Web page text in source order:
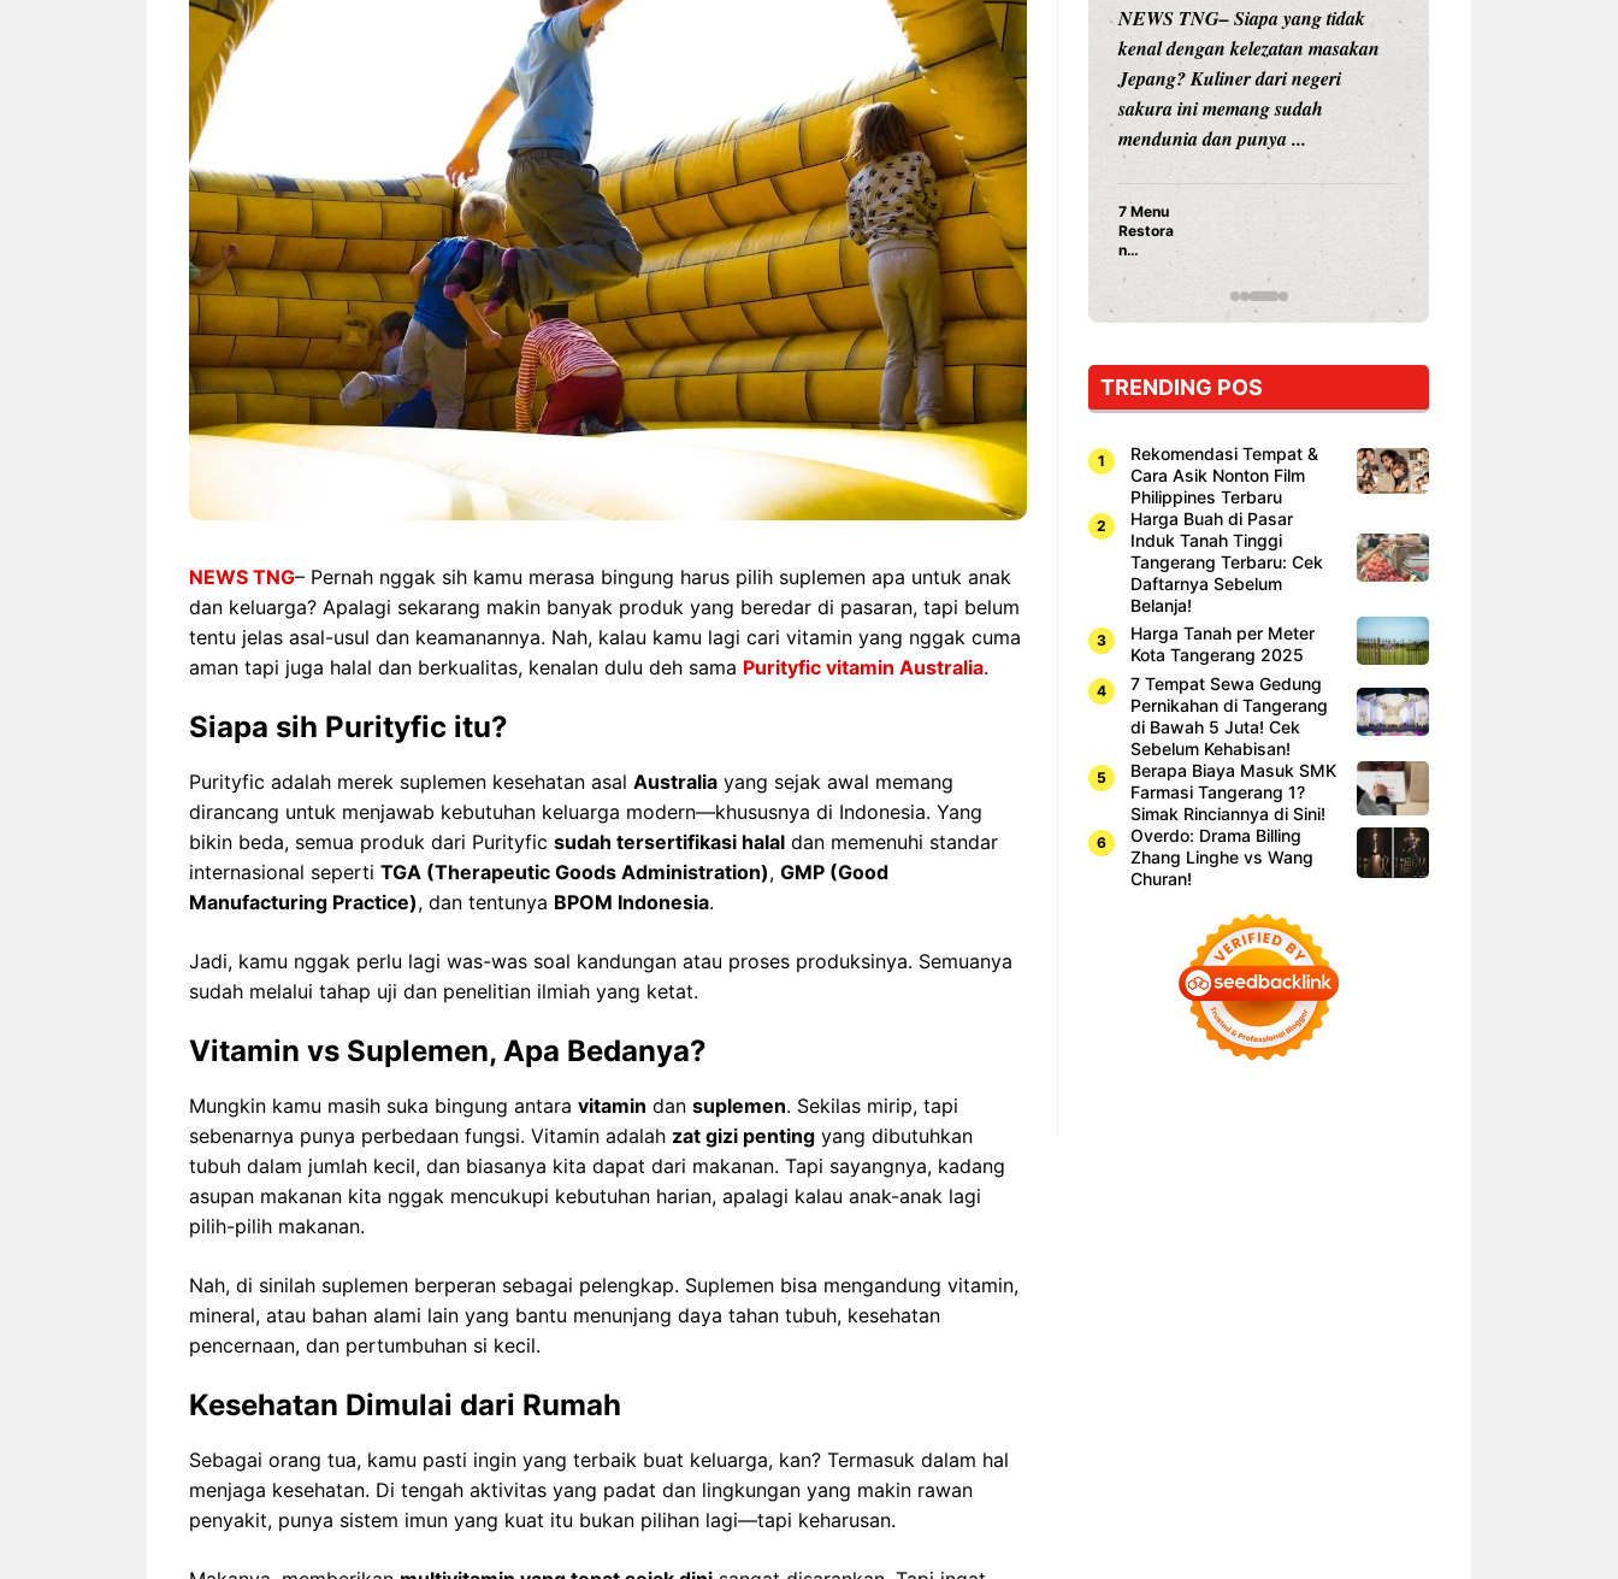
NEWS TNG– Pernah nggak sih kamu merasa bingung harus pilih suplemen apa untuk anak
dan keluarga? Apalagi sekarang makin banyak produk yang beredar di pasaran, tapi belum
tentu jelas asal-usul dan keamanannya. Nah, kalau kamu lagi cari vitamin yang nggak cuma
aman tapi juga halal dan berkualitas, kenalan dulu deh sama Purityfic vitamin Australia.
Siapa sih Purityfic itu?
Purityfic adalah merek suplemen kesehatan asal Australia yang sejak awal memang
dirancang untuk menjawab kebutuhan keluarga modern—khususnya di Indonesia. Yang
bikin beda, semua produk dari Purityfic sudah tersertifikasi halal dan memenuhi standar
internasional seperti TGA (Therapeutic Goods Administration), GMP (Good
Manufacturing Practice), dan tentunya BPOM Indonesia.
Jadi, kamu nggak perlu lagi was-was soal kandungan atau proses produksinya. Semuanya
sudah melalui tahap uji dan penelitian ilmiah yang ketat.
Vitamin vs Suplemen, Apa Bedanya?
Mungkin kamu masih suka bingung antara vitamin dan suplemen. Sekilas mirip, tapi
sebenarnya punya perbedaan fungsi. Vitamin adalah zat gizi penting yang dibutuhkan
tubuh dalam jumlah kecil, dan biasanya kita dapat dari makanan. Tapi sayangnya, kadang
asupan makanan kita nggak mencukupi kebutuhan harian, apalagi kalau anak-anak lagi
pilih-pilih makanan.
Nah, di sinilah suplemen berperan sebagai pelengkap. Suplemen bisa mengandung vitamin,
mineral, atau bahan alami lain yang bantu menunjang daya tahan tubuh, kesehatan
pencernaan, dan pertumbuhan si kecil.
Kesehatan Dimulai dari Rumah
Sebagai orang tua, kamu pasti ingin yang terbaik buat keluarga, kan? Termasuk dalam hal
menjaga kesehatan. Di tengah aktivitas yang padat dan lingkungan yang makin rawan
penyakit, punya sistem imun yang kuat itu bukan pilihan lagi—tapi keharusan.
NEWS TNG– Siapa sangka, dua
nama besar di dunia hiburan,
Nunung Srimulat dan Vicky
Prasetyo, kini merambah dunia
Nunung Srimulat & Vicky
Prasetyo Buka Restoran
Ayam Panggang! Cuma Rp
15 Ribu, Resep Rahasia
Mami Bikin Nagih!
NEWS TNG– Bandung –
Menyambut pergantian tahun
2026, restoran all you can eat
Kakkoii All You Can Eat Bandung
menghadirkan ...
Sambut 2026, Kakkoii
Bandung Hadirkan Pesta All
You Can Eat Mulai Rp
145.000
NEWS TNG– Pernah gak sih
kamu mulai ngerjain sesuatu cuma
buat iseng-iseng, eh ternyata malah
jadi peluang bisnis yang
menguntungkan? ...
Dari Iseng Jadi Cuan: Kisah
TUM_ATUL yang Ubah
Hampers Jadi Bisnis Kece
NEWS TNG– Siapa yang tidak
kenal dengan kelezatan masakan
Jepang? Kuliner dari negeri
sakura ini memang sudah
mendunia dan punya ...
7 Menu
Restora
n
yang
Dicoba,
Cuma
Sushi!
TRENDING POS
Rekomendasi Tempat &
Cara Asik Nonton Film
Philippines Terbaru
Harga Buah di Pasar
Induk Tanah Tinggi
Tangerang Terbaru: Cek
Daftarnya Sebelum
Belanja!
Harga Tanah per Meter
Kota Tangerang 2025
7 Tempat Sewa Gedung
Pernikahan di Tangerang
di Bawah 5 Juta! Cek
Sebelum Kehabisan!
Berapa Biaya Masuk SMK
Farmasi Tangerang 1?
Simak Rinciannya di Sini!
Overdo: Drama Billing
Zhang Linghe vs Wang
Churan!